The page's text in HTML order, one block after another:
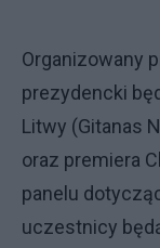
Organizowany
prezydencki
Litwy (Gitanas
oraz premiera
panelu
uczestnicy